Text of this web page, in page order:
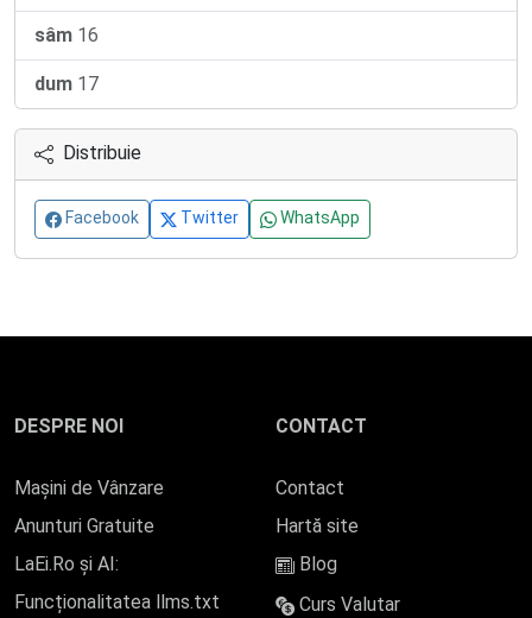
sâm 16
dum 17
Distribuie
Facebook Twitter WhatsApp
DESPRE NOI
Mașini de Vânzare
Anunturi Gratuite
LaEi.Ro și AI:
Funcționalitatea llms.txt
CONTACT
Contact
Hartă site
Blog
Curs Valutar